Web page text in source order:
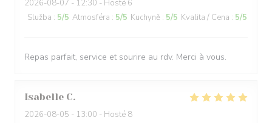
2026-08-07 - 12:30 - Hosté 6
Služba : 5/5 Atmosféra : 5/5 Kuchyně : 5/5 Kvalita / Cena : 5/5
Repas parfait, service et sourire au rdv. Merci à vous.
Isabelle C
2026-08-05 - 13:00 - Hosté 8